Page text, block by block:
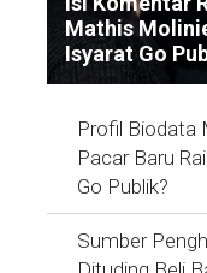
Mathis
Isyarat Go
Profil Biodata
Pacar Baru
Go Publik?
Sumber